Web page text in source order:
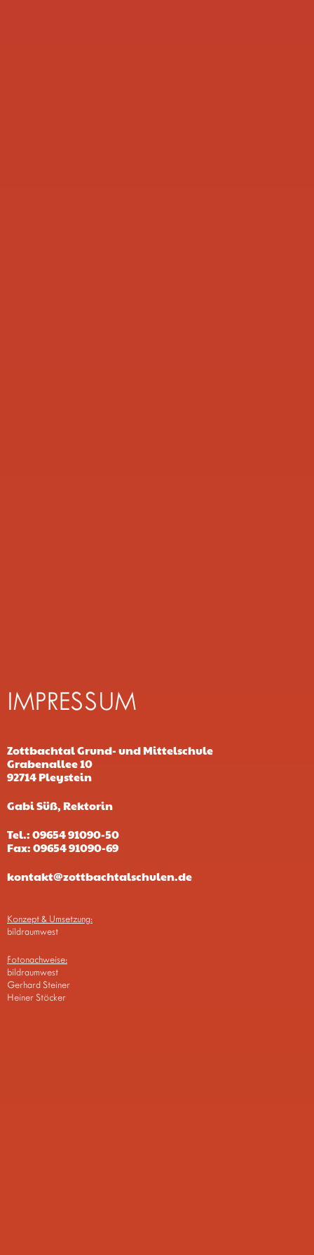
IMPRESSUM
Zottbachtal Grund- und Mittelschule
Grabenallee 10
92714 Pleystein
Gabi Süß, Rektorin
Tel.: 09654 91090-50
Fax: 09654 91090-69
kontakt@zottbachtalschulen.de
Konzept & Umsetzung:
bildraumwest
Fotonachweise:
bildraumwest
Gerhard Steiner
Heiner Stöcker